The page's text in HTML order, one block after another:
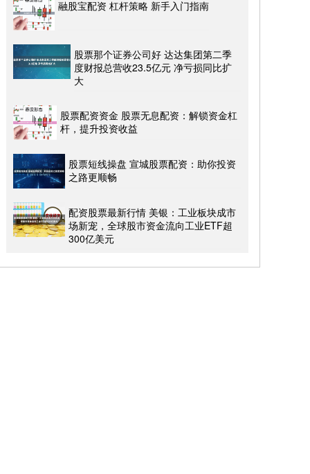
融股宝配资 杠杆策略 新手入门指南
股票那个证券公司好 达达集团第二季
度财报总营收23.5亿元 净亏损同比扩
大
股票配资资金 股票无息配资：解锁资金杠
杆，提升投资收益
股票短线操盘 宣城股票配资：助你投资
之路更顺畅
配资股票最新行情 美银：工业板块成市
场新宠，全球股市资金流向工业ETF超
300亿美元